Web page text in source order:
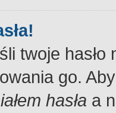
twoje
go.
hasła a